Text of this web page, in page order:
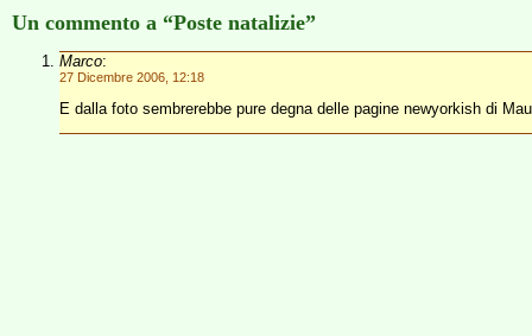
Un commento a “Poste natalizie”
Marco:
27 Dicembre 2006, 12:18
E dalla foto sembrerebbe pure degna delle pagine newyorkish di